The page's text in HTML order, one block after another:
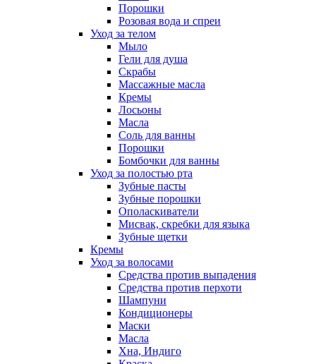
Порошки
Розовая вода и спреи
Уход за телом
Мыло
Гели для душа
Скрабы
Массажные масла
Кремы
Лосьоны
Масла
Соль для ванны
Порошки
Бомбочки для ванны
Уход за полостью рта
Зубные пасты
Зубные порошки
Ополаскиватели
Мисвак, скребки для языка
Зубные щетки
Кремы
Уход за волосами
Средства против выпадения
Средства против перхоти
Шампуни
Кондиционеры
Маски
Масла
Хна, Индиго